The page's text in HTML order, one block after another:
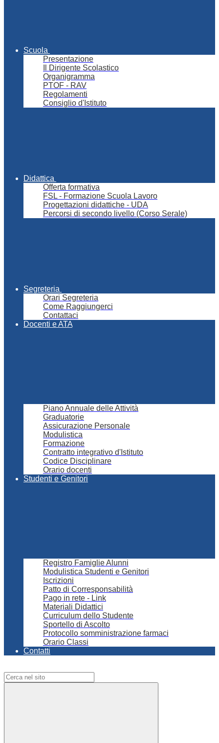
Scuola
Presentazione
Il Dirigente Scolastico
Organigramma
PTOF - RAV
Regolamenti
Consiglio d'Istituto
Didattica
Offerta formativa
FSL - Formazione Scuola Lavoro
Progettazioni didattiche - UDA
Percorsi di secondo livello (Corso Serale)
Segreteria
Orari Segreteria
Come Raggiungerci
Contattaci
Docenti e ATA
Piano Annuale delle Attività
Graduatorie
Assicurazione Personale
Modulistica
Formazione
Contratto integrativo d'Istituto
Codice Disciplinare
Orario docenti
Studenti e Genitori
Registro Famiglie Alunni
Modulistica Studenti e Genitori
Iscrizioni
Patto di Corresponsabilità
Pago in rete - Link
Materiali Didattici
Curriculum dello Studente
Sportello di Ascolto
Protocollo somministrazione farmaci
Orario Classi
Contatti